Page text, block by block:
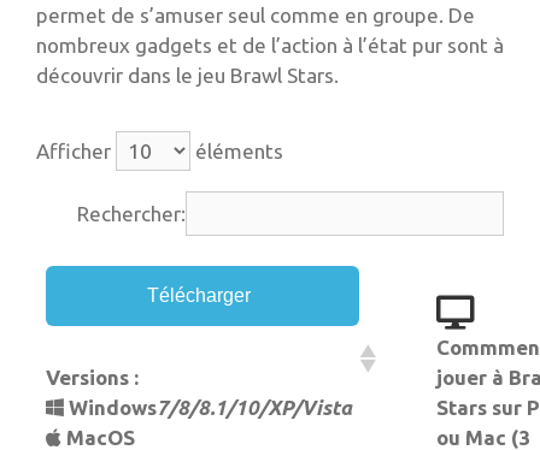
permet de s’amuser seul comme en groupe. De
nombreux gadgets et de l’action à l’état pur sont à
découvrir dans le jeu Brawl Stars.
Afficher éléments
Rechercher:
Télécharger
Versions :
Windows7/8/8.1/10/XP/Vista
MacOS
jouer à
Stars sur
ou Mac (3